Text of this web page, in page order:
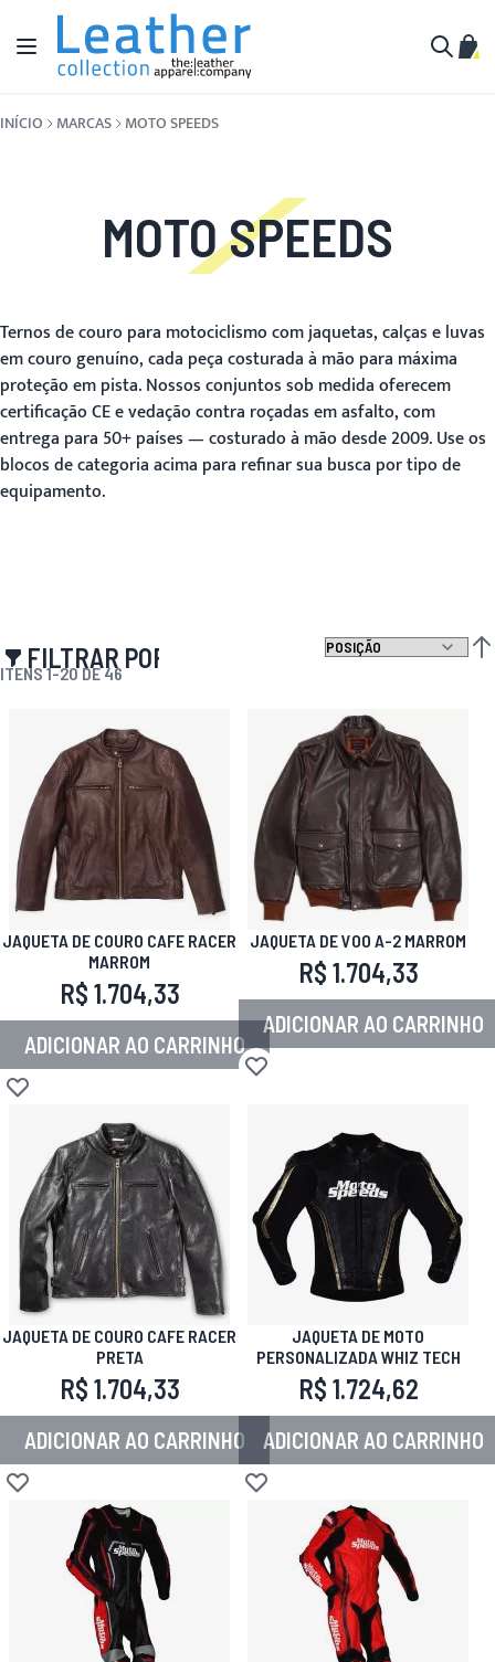
Pular para o conteúdo
Alternar Nav
INÍCIO MARCAS MOTO SPEEDS
MOTO SPEEDS
Ternos de couro para motociclismo com jaquetas, calças e luvas
em couro genuíno, cada peça costurada à mão para máxima
proteção em pista. Nossos conjuntos sob medida oferecem
certificação CE e vedação contra roçadas em asfalto, com
entrega para 50+ países — costurado à mão desde 2009. Use os
blocos de categoria acima para refinar sua busca por tipo de
equipamento.
FILTRAR POR
ITENS1-20DE46
JAQUETA DE COURO CAFE RACER
MARROM
R$ 1.704,33
ADICIONAR AO CARRINHO
Adicionar à lista de desejos
JAQUETA DE VOO A-2 MARROM
R$ 1.704,33
ADICIONAR AO CARRINHO
Adicionar à lista de desejos
JAQUETA DE COURO CAFE RACER
PRETA
R$ 1.704,33
ADICIONAR AO CARRINHO
Adicionar à lista de desejos
JAQUETA DE MOTO
PERSONALIZADA WHIZ TECH
R$ 1.724,62
ADICIONAR AO CARRINHO
Adicionar à lista de desejos